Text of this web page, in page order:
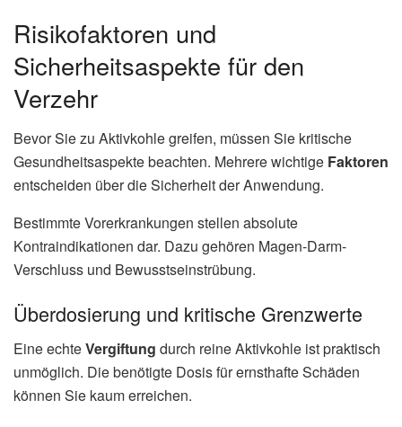
Risikofaktoren und
Sicherheitsaspekte für den
Verzehr
Bevor Sie zu Aktivkohle greifen, müssen Sie kritische
Gesundheitsaspekte beachten. Mehrere wichtige Faktoren
entscheiden über die Sicherheit der Anwendung.
Bestimmte Vorerkrankungen stellen absolute
Kontraindikationen dar. Dazu gehören Magen-Darm-
Verschluss und Bewusstseinstrübung.
Überdosierung und kritische Grenzwerte
Eine echteVergiftung durch reine Aktivkohle ist praktisch
unmöglich. Die benötigte Dosis für ernsthafte Schäden
können Sie kaum erreichen.